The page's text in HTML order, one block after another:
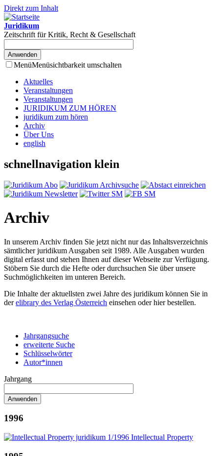
Direkt zum Inhalt
Juridikum
Zeitschrift für Kritik, Recht & Gesellschaft
MenüMenüsichtbarkeit umschalten
Aktuelles
Veranstaltungen
Veranstaltungen
JURIDIKUM ZUM HÖREN
juridikum zum hören
Archiv
Über Uns
english
schnellnavigation klein
Archiv
In unserem Archiv finden Sie jetzt nicht nur das Inhaltsverzeichnis
sämtlicher juridikum Ausgaben seit 1989. Alle Ausgaben wurden
digital erfasst und stehen Ihnen auf dieser Webseite zur Verfügung.
Stöbern Sie durch die Hefte oder durchsuchen Sie über unsere
Suchmöglichkeiten im unteren Bereich.
Die Inhalte der aktuellsten zwei Jahre des juridikum können Sie in
derelibrary des Verlag Österreich einsehen oder hier bestellen.
Jahrgangsuche
erweiterte Suche
Schlüsselwörter
Autor*innen
Jahrgang
1996